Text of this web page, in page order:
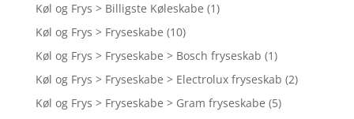
Køl og Frys > Billigste Køleskabe (1)
Køl og Frys > Fryseskabe (10)
Køl og Frys > Fryseskabe > Bosch fryseskab (1)
Køl og Frys > Fryseskabe > Electrolux fryseskab (2)
Køl og Frys > Fryseskabe > Gram fryseskabe (5)